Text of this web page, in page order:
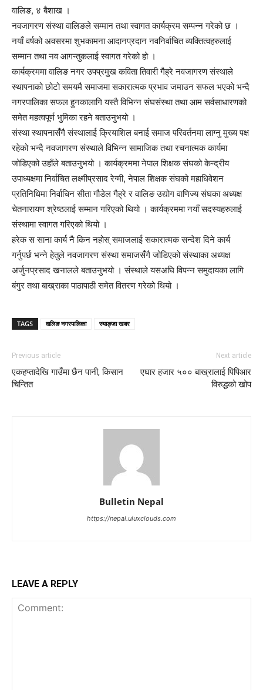
वालिङ, ४ बैशाख ।
नवजागरण संस्था वालिङले सम्मान तथा स्वागत कार्यक्रम सम्पन्न गरेको छ ।
नयाँ वर्षको अवसरमा शुभकामना आदानप्रदान नवनिर्वाचित व्यक्तित्वहरुलाई
सम्मान तथा नव आगन्तुकलाई स्वागत गरेको हो ।
कार्यक्रममा वालिङ नगर उपप्रमुख कविता तिवारी गैह्रे नवजागरण संस्थाले
स्थापनाको छोटो समयमै समाजमा सकारात्मक प्रभाव जमाउन सफल भएको भन्दै
नगरपालिका सफल हुनकालागि यस्तै विभिन्न संघसंस्था तथा आम सर्वसाधारणको
समेत महत्वपूर्ण भुमिका रहने बताउनुभयो ।
संस्था स्थापनासँंगै संस्थालाई क्रियाशिल बनाई समाज परिवर्तनमा लाग्नु मुख्य पक्ष
रहेको भन्दै नवजागरण संस्थाले विभिन्न सामाजिक तथा रचनात्मक कार्यमा
जोडिएको उहाँले बताउनुभयो । कार्यक्रममा नेपाल शिक्षक संघको केन्द्रीय
उपाध्यक्षमा निर्वाचित लक्ष्मीप्रसाद रेग्मी, नेपाल शिक्षक संघको महाधिवेशन
प्रतिनिधिमा निर्वाचिन सीता गौडेल गैह्रे र वालिङ उद्योग वाणिज्य संघका अध्यक्ष
चेतनारायण श्रेष्ठलाई सम्मान गरिएको थियो । कार्यक्रममा नयाँ सदस्यहरुलाई
संस्थामा स्वागत गरिएको थियो ।
हरेक स साना कार्य नै किन नहोस् समाजलाई सकारात्मक सन्देश दिने कार्य
गर्नुपर्छ भन्ने हेतुले नवजागरण संस्था समाजसंँगै जोडिएको संस्थाका अध्यक्ष
अर्जुनप्रसाद खनालले बताउनुभयो । संस्थाले यसअघि विपन्न समुदायका लागि
बंगुर तथा बाख्राका पाठापाठी समेत वितरण गरेको थियो ।
TAGS वालिङ नगरपालिका स्याङ्जा खबर
Previous article
एकहप्तादेखि गाउँमा छैन पानी, किसान
चिन्तित
Next article
एघार हजार ५०० बाख्रालाई पिपिआर
विरुद्धको खोप
Bulletin Nepal
https://nepal.uiuxclouds.com
LEAVE A REPLY